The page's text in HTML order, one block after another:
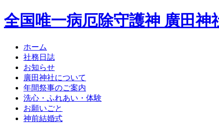
全国唯一病厄除守護神 廣田神
ホーム
社務日誌
お知らせ
廣田神社について
年間祭事のご案内
洗心・ふれあい・体験
お願いごと
神前結婚式